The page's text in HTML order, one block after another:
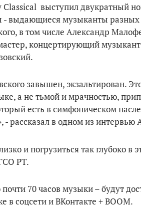
Classical выступил двукратный
- выдающиеся музыканты
в том числе Александр
концертирующий
завышен, экзальтирован.
а не тьмой и мрачностью,
есть в симфоническом
- рассказал в одном из
и погрузиться так глубоко
РТ.
почти 70 часов музыки – будут
в соцсети и ВКонтакте + BOOM.